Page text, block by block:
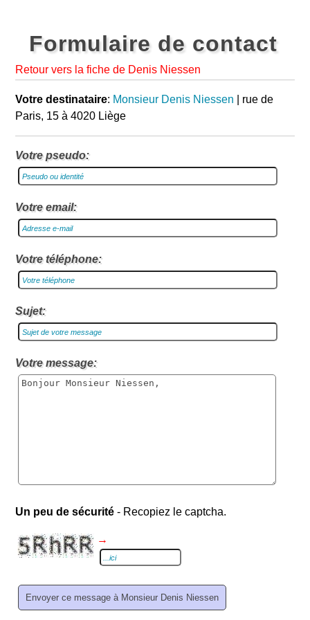
Formulaire de contact
Retour vers la fiche de Denis Niessen
Votre destinataire: Monsieur Denis Niessen | rue de
Paris, 15 à 4020 Liège
Votre pseudo:
Votre email:
Votre téléphone:
Sujet:
Votre message:
Un peu de sécurité - Recopiez le captcha.
→